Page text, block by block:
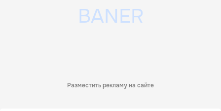
Разместить рекламу на сайте